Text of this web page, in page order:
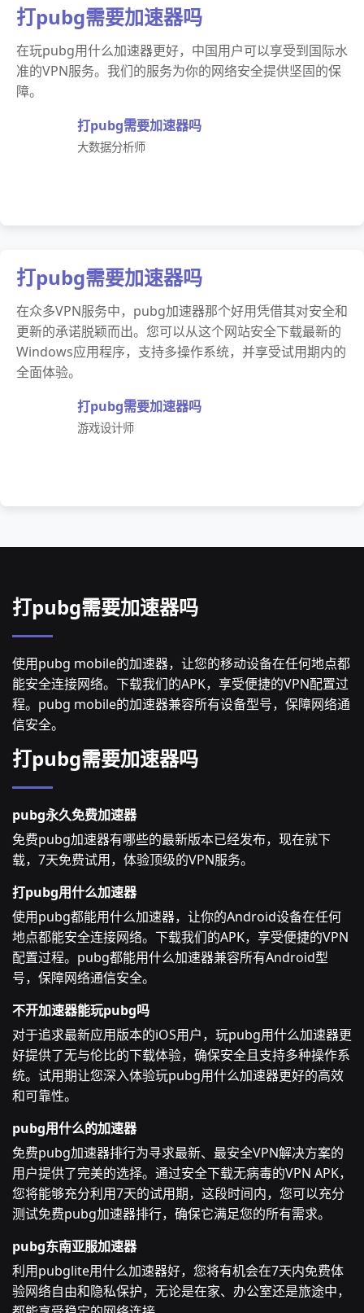
打pubg需要加速器吗
在玩pubg用什么加速器更好，中国用户可以享受到国际水
准的VPN服务。我们的服务为你的网络安全提供坚固的保
障。
打pubg需要加速器吗
大数据分析师
打pubg需要加速器吗
在众多VPN服务中，pubg加速器那个好用凭借其对安全和
更新的承诺脱颖而出。您可以从这个网站安全下载最新的
Windows应用程序，支持多操作系统，并享受试用期内的
全面体验。
打pubg需要加速器吗
游戏设计师
打pubg需要加速器吗
使用pubg mobile的加速器，让您的移动设备在任何地点都
能安全连接网络。下载我们的APK，享受便捷的VPN配置过
程。pubg mobile的加速器兼容所有设备型号，保障网络通
信安全。
打pubg需要加速器吗
pubg永久免费加速器
免费pubg加速器有哪些的最新版本已经发布，现在就下
载，7天免费试用，体验顶级的VPN服务。
打pubg用什么加速器
使用pubg都能用什么加速器，让你的Android设备在任何
地点都能安全连接网络。下载我们的APK，享受便捷的VPN
配置过程。pubg都能用什么加速器兼容所有Android型
号，保障网络通信安全。
不开加速器能玩pubg吗
对于追求最新应用版本的iOS用户，玩pubg用什么加速器更
好提供了无与伦比的下载体验，确保安全且支持多种操作系
统。试用期让您深入体验玩pubg用什么加速器更好的高效
和可靠性。
pubg用什么的加速器
免费pubg加速器排行为寻求最新、最安全VPN解决方案的
用户提供了完美的选择。通过安全下载无病毒的VPN APK，
您将能够充分利用7天的试用期，这段时间内，您可以充分
测试免费pubg加速器排行，确保它满足您的所有需求。
pubg东南亚服加速器
利用pubglite用什么加速器好，您将有机会在7天内免费体
验网络自由和隐私保护，无论是在家、办公室还是旅途中，